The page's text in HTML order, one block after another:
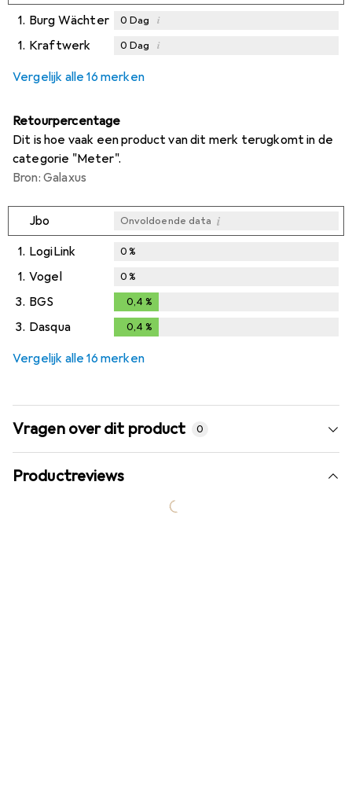
1. Burg Wächter 0 Dag i
1. Kraftwerk 0 Dag i
Vergelijk alle 16 merken
Retourpercentage
Dit is hoe vaak een product van dit merk terugkomt in de
categorie "Meter".
Bron: Galaxus
Jbo Onvoldoende data i
1. LogiLink 0%
1. Vogel 0%
3. BGS 0,4 %
3. Dasqua 0,4 %
Vergelijk alle 16 merken
Vragen over dit product 0
Productreviews